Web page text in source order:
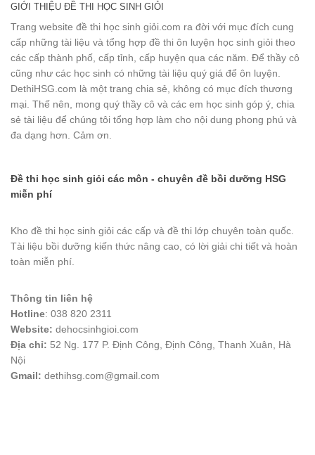
GIỚI THIỆU ĐỀ THI HỌC SINH GIỎI
Trang website đề thi học sinh giỏi.com ra đời với mục đích cung
cấp những tài liệu và tổng hợp đề thi ôn luyện học sinh giỏi theo
các cấp thành phố, cấp tỉnh, cấp huyện qua các năm. Để thầy cô
cũng như các học sinh có những tài liệu quý giá để ôn luyện.
DethiHSG.com là một trang chia sẻ, không có mục đích thương
mại. Thế nên, mong quý thầy cô và các em học sinh góp ý, chia
sẻ tài liệu để chúng tôi tổng hợp làm cho nội dung phong phú và
đa dạng hơn. Cảm ơn.
Đề thi học sinh giỏi các môn - chuyên đề bồi dưỡng HSG
miễn phí
Kho đề thi học sinh giỏi các cấp và đề thi lớp chuyên toàn quốc.
Tài liệu bồi dưỡng kiến thức nâng cao, có lời giải chi tiết và hoàn
toàn miễn phí.
Thông tin liên hệ
Hotline: 038 820 2311
Website: dehocsinhgioi.com
Địa chỉ: 52 Ng. 177 P. Định Công, Định Công, Thanh Xuân, Hà
Nội
Gmail: dethihsg.com@gmail.com